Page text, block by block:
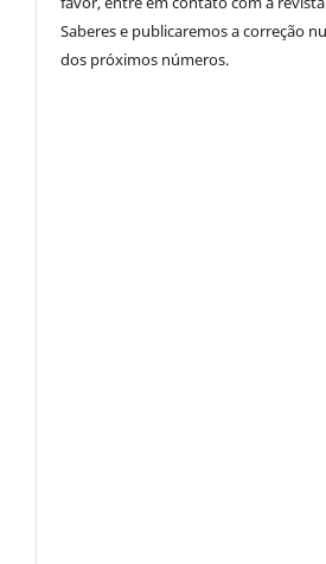
Saberes e publicaremos a correção
dos próximos números.